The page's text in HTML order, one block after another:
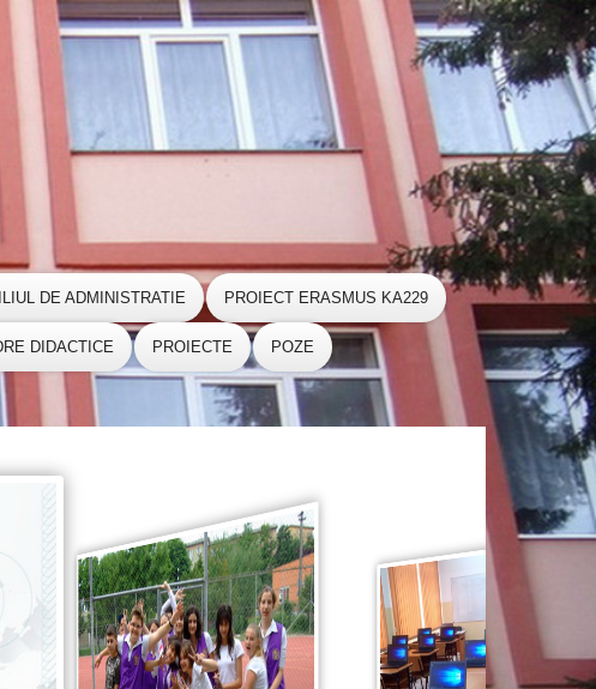
DE ADMINISTRATIE PROIECT ERASMUS KA229
DIDACTICE PROIECTE POZE